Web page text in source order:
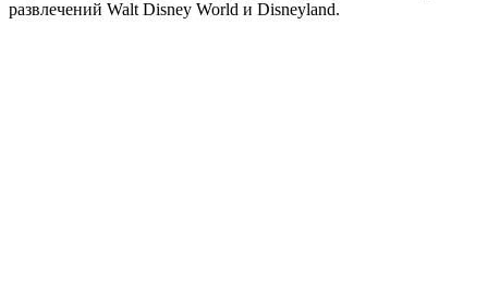
развлечений Walt Disney World и Disneyland.